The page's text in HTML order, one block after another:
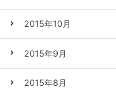
2015年10月
2015年9月
2015年8月